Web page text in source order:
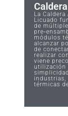
La Caldera
Licuado
de
módulos
alcanzar
de
realizar
viene
utilización
industrias,
térmicas